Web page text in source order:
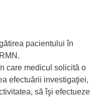
pacientului în
care medicul solicită o
efectuării investigaţiei,
să îşi efectueze